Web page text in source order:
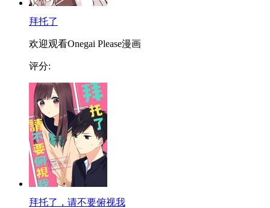
拜托了
欢迎观看Onegai Please漫画
评分:
拜托了，请不要俯视我